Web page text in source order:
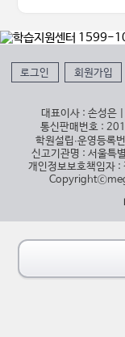
로그인 회원가입
대표이사 : 손성
통신판매번호 :
학원설립∙운영등록
신고기관명 : 서울특
개인정보보호책임자 :